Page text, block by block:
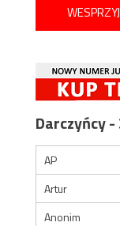
Darczyńcy
AP
Artur
Anonim